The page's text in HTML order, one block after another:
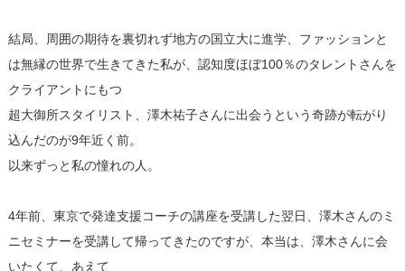
結局、周囲の期待を裏切れず地方の国立大に進学、ファッションと
は無縁の世界で生きてきた私が、認知度ほぼ100％のタレントさんを
クライアントにもつ
超大御所スタイリスト、澤木祐子さんに出会うという奇跡が転がり
込んだのが9年近く前。
以来ずっと私の憧れの人。
4年前、東京で発達支援コーチの講座を受講した翌日、澤木さんのミ
ニセミナーを受講して帰ってきたのですが、本当は、澤木さんに会
いたくて、あえて